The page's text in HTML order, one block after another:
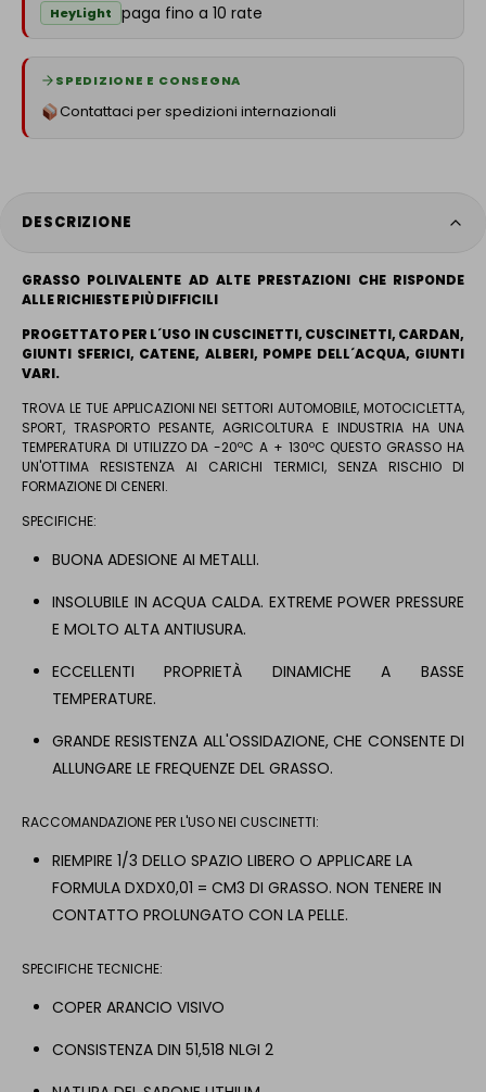
HeyLight paga fino a 10 rate
SPEDIZIONE E CONSEGNA
Contattaci per spedizioni internazionali
DESCRIZIONE
GRASSO POLIVALENTE AD ALTE PRESTAZIONI CHE RISPONDE
ALLE RICHIESTE PIÙ DIFFICILI
PROGETTATO PER L´USO IN CUSCINETTI, CUSCINETTI, CARDAN,
GIUNTI SFERICI, CATENE, ALBERI, POMPE DELL´ACQUA, GIUNTI
VARI.
TROVA LE TUE APPLICAZIONI NEI SETTORI AUTOMOBILE, MOTOCICLETTA,
SPORT, TRASPORTO PESANTE, AGRICOLTURA E INDUSTRIA HA UNA
TEMPERATURA DI UTILIZZO DA -20ºC A + 130ºC QUESTO GRASSO HA
UN'OTTIMA RESISTENZA AI CARICHI TERMICI, SENZA RISCHIO DI
FORMAZIONE DI CENERI.
SPECIFICHE:
BUONA ADESIONE AI METALLI.
INSOLUBILE IN ACQUA CALDA. EXTREME POWER PRESSURE
E MOLTO ALTA ANTIUSURA.
ECCELLENTI PROPRIETÀ DINAMICHE A BASSE
TEMPERATURE.
GRANDE RESISTENZA ALL'OSSIDAZIONE, CHE CONSENTE DI
ALLUNGARE LE FREQUENZE DEL GRASSO.
RACCOMANDAZIONE PER L'USO NEI CUSCINETTI:
RIEMPIRE 1/3 DELLO SPAZIO LIBERO O APPLICARE LA
FORMULA DXDX0,01 = CM3 DI GRASSO. NON TENERE IN
CONTATTO PROLUNGATO CON LA PELLE.
SPECIFICHE TECNICHE:
COPER ARANCIO VISIVO
CONSISTENZA DIN 51,518 NLGI 2